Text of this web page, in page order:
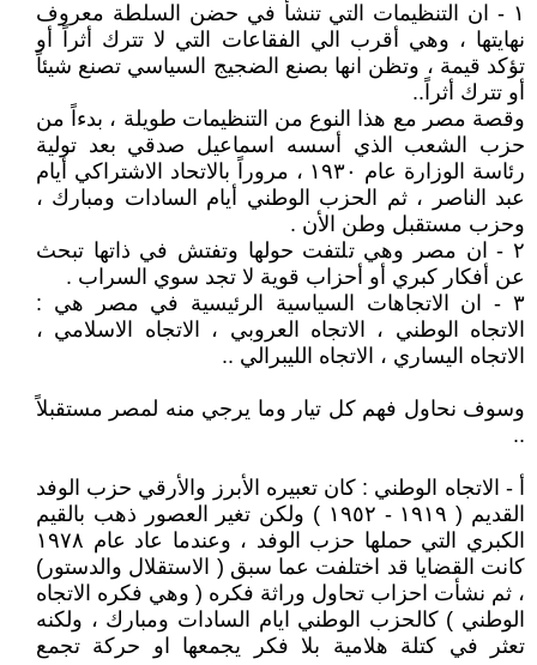
١ - ان التنظيمات التي تنشأ في حضن السلطة معروف
نهايتها ، وهي أقرب الي الفقاعات التي لا تترك أثراً أو
تؤكد قيمة ، وتظن انها بصنع الضجيج السياسي تصنع شيئاً
أو تترك أثراً..
وقصة مصر مع هذا النوع من التنظيمات طويلة ، بدءاً من
حزب الشعب الذي أسسه اسماعيل صدقي بعد تولية
رئاسة الوزارة عام ١٩٣٠ ، مروراً بالاتحاد الاشتراكي أيام
عبد الناصر ، ثم الحزب الوطني أيام السادات ومبارك ،
وحزب مستقبل وطن الأن .
٢ - ان مصر وهي تلتفت حولها وتفتش في ذاتها تبحث
عن أفكار كبري أو أحزاب قوية لا تجد سوي السراب .
٣ - ان الاتجاهات السياسية الرئيسية في مصر هي :
الاتجاه الوطني ، الاتجاه العروبي ، الاتجاه الاسلامي ،
الاتجاه اليساري ، الاتجاه الليبرالي ..
وسوف نحاول فهم كل تيار وما يرجي منه لمصر مستقبلاً
..
أ - الاتجاه الوطني : كان تعبيره الأبرز والأرقي حزب الوفد
القديم ( ١٩١٩ - ١٩٥٢ ) ولكن تغير العصور ذهب بالقيم
الكبري التي حملها حزب الوفد ، وعندما عاد عام ١٩٧٨
كانت القضايا قد اختلفت عما سبق ( الاستقلال والدستور)
، ثم نشأت احزاب تحاول وراثة فكره ( وهي فكره الاتجاه
الوطني ) كالحزب الوطني ايام السادات ومبارك ، ولكنه
تعثر في كتلة هلامية بلا فكر يجمعها او حركة تجمع